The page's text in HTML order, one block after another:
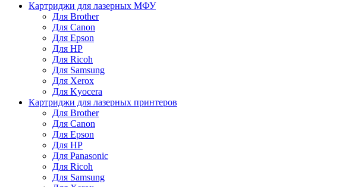
Картриджи для лазерных МФУ
Для Brother
Для Canon
Для Epson
Для HP
Для Ricoh
Для Samsung
Для Xerox
Для Kyocera
Картриджи для лазерных принтеров
Для Brother
Для Canon
Для Epson
Для HP
Для Panasonic
Для Ricoh
Для Samsung